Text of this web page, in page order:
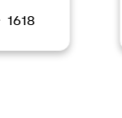
1618